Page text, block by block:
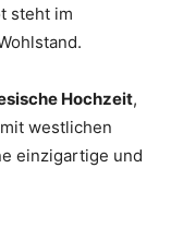
steht im
Hochzeit,
westlichen
einzigartige und